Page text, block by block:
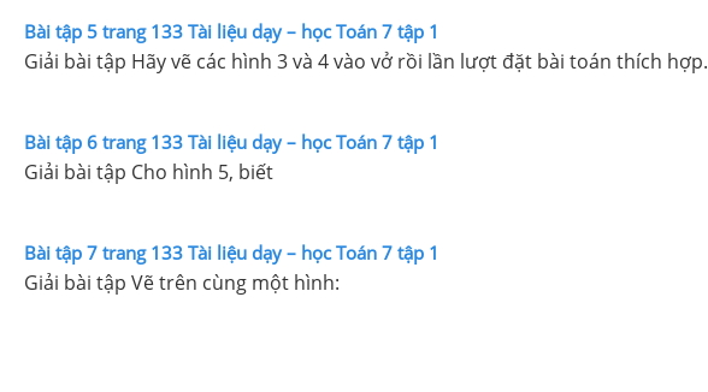
Bài tập 5 trang 133 Tài liệu dạy – học Toán 7 tập 1
Giải bài tập Hãy vẽ các hình 3 và 4 vào vở rồi lần lượt đặt bài toán thích hợp.
Bài tập 6 trang 133 Tài liệu dạy – học Toán 7 tập 1
Giải bài tập Cho hình 5, biết
Bài tập 7 trang 133 Tài liệu dạy – học Toán 7 tập 1
Giải bài tập Vẽ trên cùng một hình: